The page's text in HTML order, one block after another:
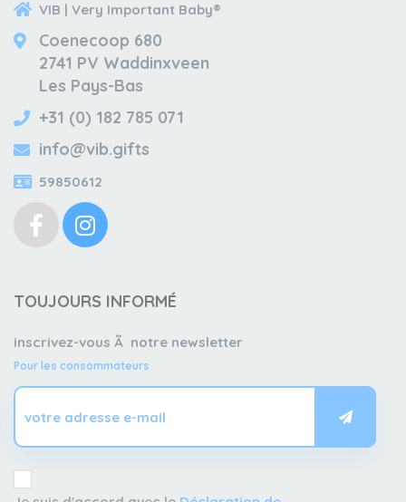
VIB | Very Important Baby®
Coenecoop 680
2741 PV Waddinxveen
Les Pays-Bas
+31 (0) 182 785 071
info@vib.gifts
59850612
TOUJOURS INFORMÉ
inscrivez-vous Ã notre newsletter
Pour les consommateurs